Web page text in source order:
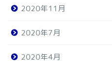
2020年11月
2020年7月
2020年4月